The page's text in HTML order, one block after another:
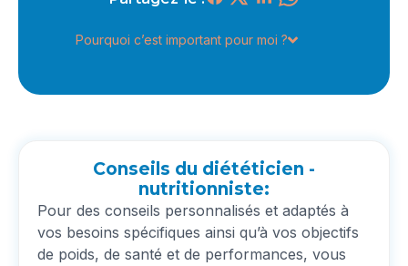
Pourquoi c’est important pour moi ?
Conseils du diététicien -
nutritionniste:
Pour des conseils personnalisés et adaptés à
vos besoins spécifiques ainsi qu’à vos objectifs
de poids, de santé et de performances, vous